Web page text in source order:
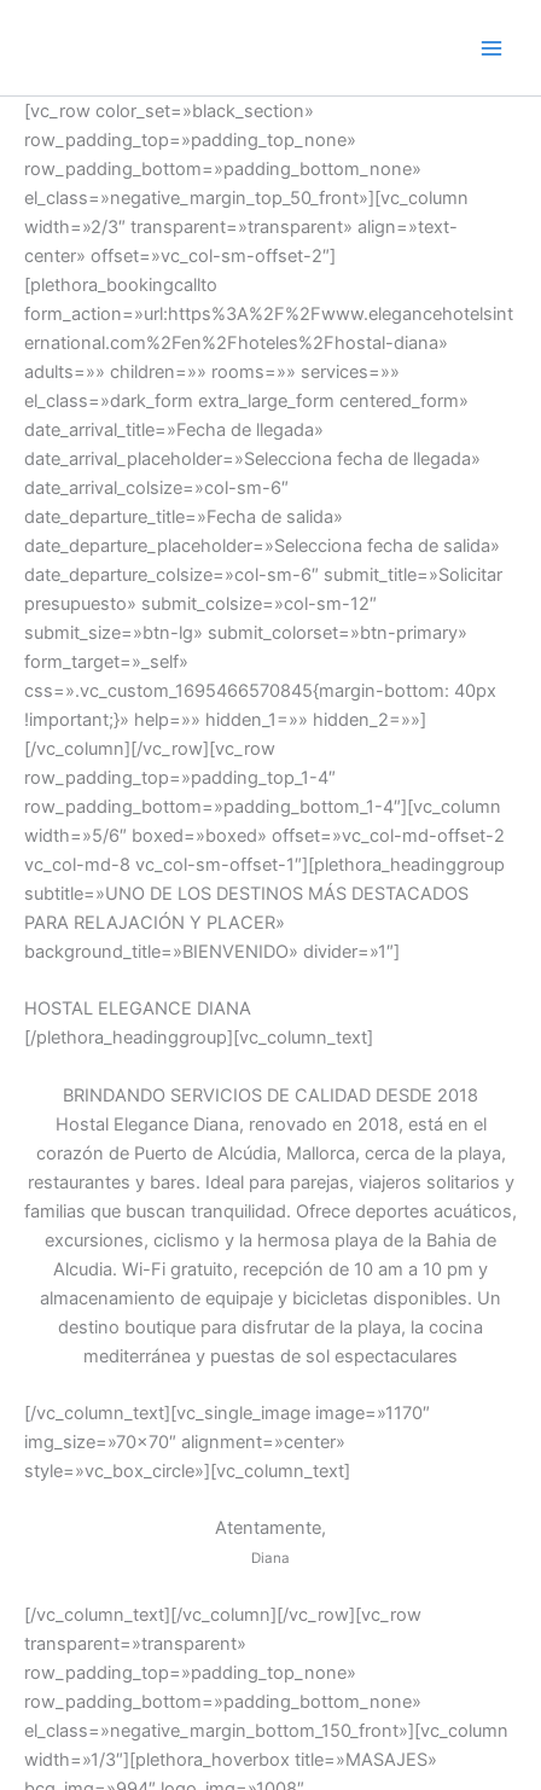
[vc_row color_set=»black_section»
row_padding_top=»padding_top_none»
row_padding_bottom=»padding_bottom_none»
el_class=»negative_margin_top_50_front»][vc_column
width=»2/3″ transparent=»transparent» align=»text-
center» offset=»vc_col-sm-offset-2″]
[plethora_bookingcallto
form_action=»url:https%3A%2F%2Fwww.elegancehotelsint
ernational.com%2Fen%2Fhoteles%2Fhostal-diana»
adults=»» children=»» rooms=»» services=»»
el_class=»dark_form extra_large_form centered_form»
date_arrival_title=»Fecha de llegada»
date_arrival_placeholder=»Selecciona fecha de llegada»
date_arrival_colsize=»col-sm-6″
date_departure_title=»Fecha de salida»
date_departure_placeholder=»Selecciona fecha de salida»
date_departure_colsize=»col-sm-6″ submit_title=»Solicitar
presupuesto» submit_colsize=»col-sm-12″
submit_size=»btn-lg» submit_colorset=»btn-primary»
form_target=»_self»
css=».vc_custom_1695466570845{margin-bottom: 40px
!important;}» help=»» hidden_1=»» hidden_2=»»]
[/vc_column][/vc_row][vc_row
row_padding_top=»padding_top_1-4″
row_padding_bottom=»padding_bottom_1-4″][vc_column
width=»5/6″ boxed=»boxed» offset=»vc_col-md-offset-2
vc_col-md-8 vc_col-sm-offset-1″][plethora_headinggroup
subtitle=»UNO DE LOS DESTINOS MÁS DESTACADOS
PARA RELAJACIÓN Y PLACER»
background_title=»BIENVENIDO» divider=»1″]
HOSTAL ELEGANCE DIANA
[/plethora_headinggroup][vc_column_text]
BRINDANDO SERVICIOS DE CALIDAD DESDE 2018
Hostal Elegance Diana, renovado en 2018, está en el
corazón de Puerto de Alcúdia, Mallorca, cerca de la playa,
restaurantes y bares. Ideal para parejas, viajeros solitarios y
familias que buscan tranquilidad. Ofrece deportes acuáticos,
excursiones, ciclismo y la hermosa playa de la Bahia de
Alcudia. Wi-Fi gratuito, recepción de 10 am a 10 pm y
almacenamiento de equipaje y bicicletas disponibles. Un
destino boutique para disfrutar de la playa, la cocina
mediterránea y puestas de sol espectaculares
[/vc_column_text][vc_single_image image=»1170″
img_size=»70×70″ alignment=»center»
style=»vc_box_circle»][vc_column_text]
Atentamente,
Diana
[/vc_column_text][/vc_column][/vc_row][vc_row
transparent=»transparent»
row_padding_top=»padding_top_none»
row_padding_bottom=»padding_bottom_none»
el_class=»negative_margin_bottom_150_front»][vc_column
width=»1/3″][plethora_hoverbox title=»MASAJES»